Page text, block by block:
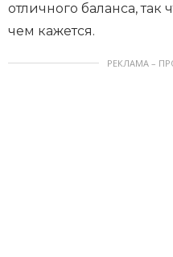
отличного баланса, так
чем кажется.
РЕКЛАМА –